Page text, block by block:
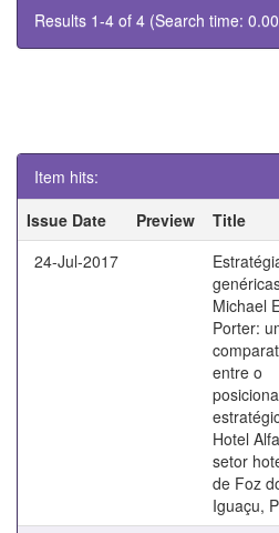
Results 1-4 of 4 (Search time:
Item hits:
Issue Date
Preview Title
24-Jul-2017
Michael
Porter:
entre o
Hotel
setor
de Foz
Iguaçu,